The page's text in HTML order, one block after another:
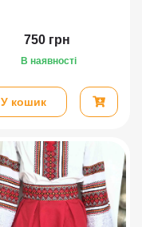
750 грн
В наявності
У кошик